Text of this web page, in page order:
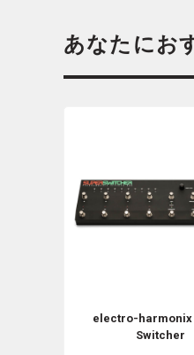
あなたにお
electro-harmonix
Switcher